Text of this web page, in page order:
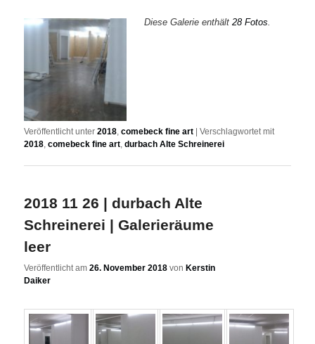
Diese Galerie enthält28 Fotos.
Veröffentlicht unter 2018,comebeck fine art |Verschlagwortet mit
2018,comebeck fine art,durbach Alte Schreinerei
2018 11 26 | durbach Alte
Schreinerei | Galerieräume
leer
Veröffentlicht am26. November 2018 vonKerstin
Daiker